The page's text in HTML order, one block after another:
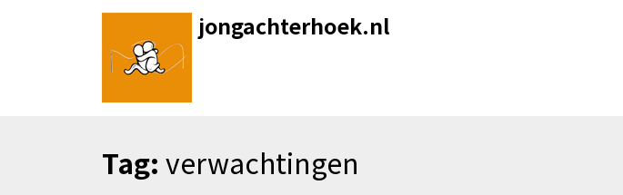
jongachterhoek.nl
Tag: verwachtingen